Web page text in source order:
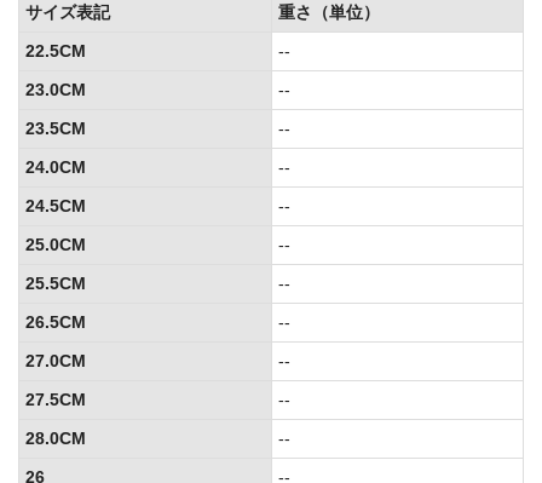
サイズ表記
重さ（単位）
22.5CM
--
23.0CM
--
23.5CM
--
24.0CM
--
24.5CM
--
25.0CM
--
25.5CM
--
26.5CM
--
27.0CM
--
27.5CM
--
28.0CM
--
26
--